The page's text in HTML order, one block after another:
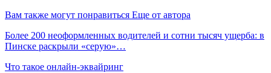
Вам также могут понравиться Еще от автора
Более 200 неоформленных водителей и сотни тысяч ущерба: в
Пинске раскрыли «серую»…
Что такое онлайн-эквайринг